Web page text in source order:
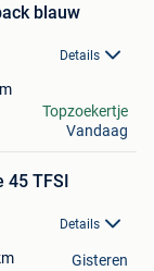
blauw
Details
Topzoekertje
Vandaag
45 TFSI
Details
Gisteren